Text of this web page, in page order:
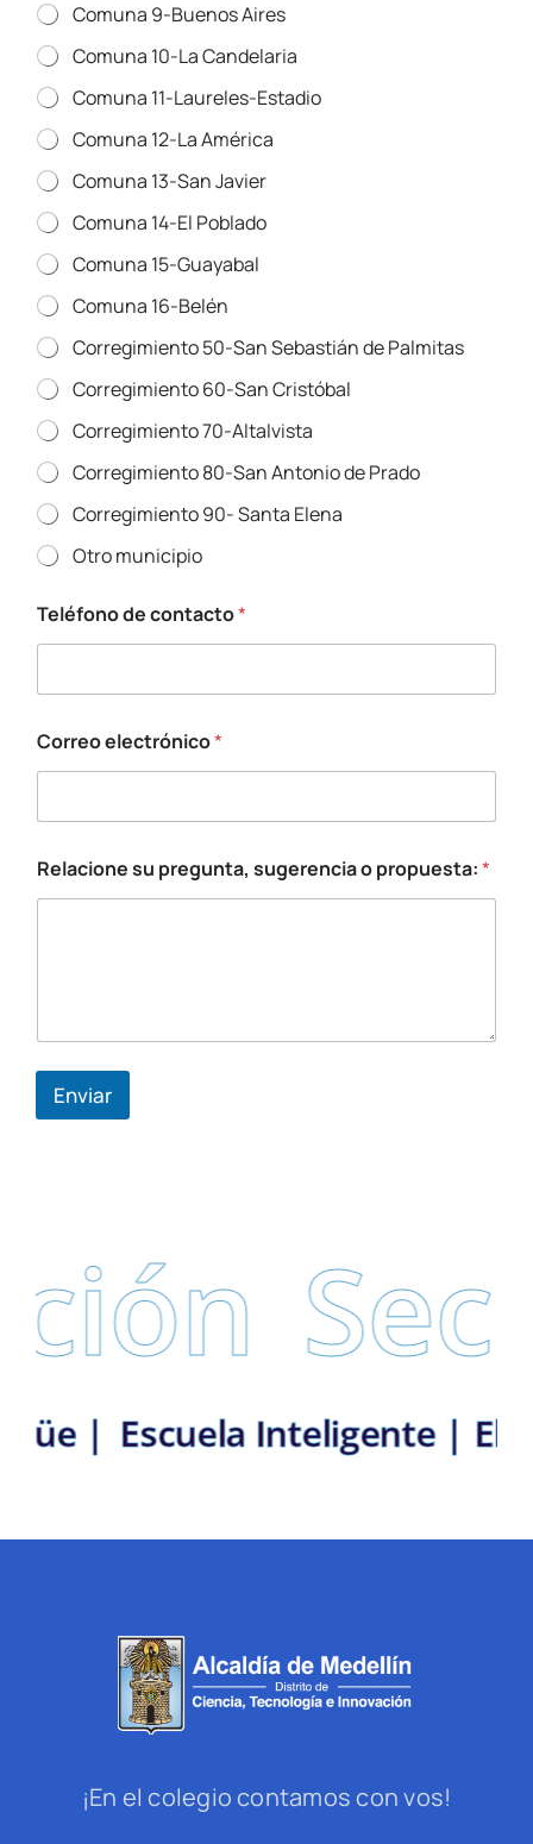
Comuna 9-Buenos Aires
Comuna 10-La Candelaria
Comuna 11-Laureles-Estadio
Comuna 12-La América
Comuna 13-San Javier
Comuna 14-El Poblado
Comuna 15-Guayabal
Comuna 16-Belén
Corregimiento 50-San Sebastián de Palmitas
Corregimiento 60-San Cristóbal
Corregimiento 70-Altalvista
Corregimiento 80-San Antonio de Prado
Corregimiento 90- Santa Elena
Otro municipio
Teléfono de contacto*
Correo electrónico*
Relacione su pregunta, sugerencia o propuesta:*
Enviar
Escuela Inteligente |
|
¡En el colegio contamos con vos!